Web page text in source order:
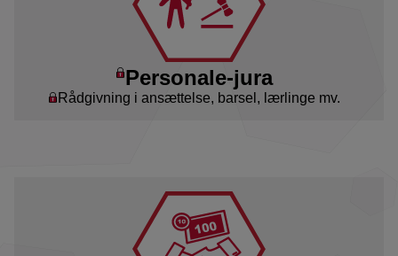
Personale-jura
Rådgivning i ansættelse, barsel, lærlinge mv.